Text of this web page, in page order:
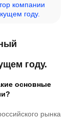
компании
году.
году.
основные
рынка